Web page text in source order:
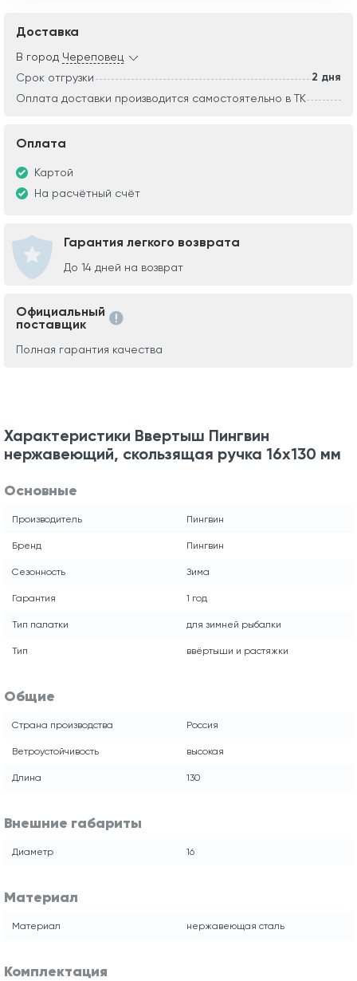
Доставка
В город Череповец
Срок отгрузки
2 дня
Оплата доставки производится самостоятельно в ТК
Оплата
Картой
На расчётный счёт
Гарантия легкого возврата
До 14 дней на возврат
Официальный
поставщик
Полная гарантия качества
Характеристики Ввертыш Пингвин
нержавеющий, скользящая ручка 16х130 мм
Основные
Производитель Пингвин
Бренд Пингвин
Сезонность Зима
Гарантия 1 год
Тип палатки для зимней рыбалки
Тип ввёртыши и растяжки
Общие
Страна производства Россия
Ветроустойчивость высокая
Длина 130
Внешние габариты
Диаметр 16
Материал
Материал нержавеющая сталь
Комплектация